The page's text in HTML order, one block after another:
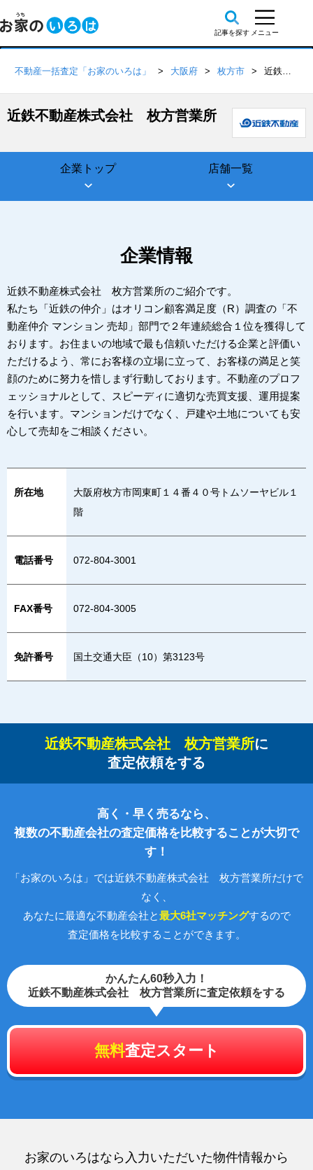
不動産一括査定「お家のいろは」 大阪府 枚方市 近鉄不動産株式会社 枚方営業所
近鉄不動産株式会社 枚方営業所
企業トップ 店舗一覧
企業情報
近鉄不動産株式会社 枚方営業所のご紹介です。
私たち「近鉄の仲介」はオリコン顧客満足度（R）調査の「不
動産仲介 マンション 売却」部門で２年連続総合１位を獲得して
おります。お住まいの地域で最も信頼いただける企業と評価い
ただけるよう、常にお客様の立場に立って、お客様の満足と笑
顔のために努力を惜しまず行動しております。不動産のプロフ
ェッショナルとして、スピーディに適切な売買支援、運用提案
を行います。マンションだけでなく、戸建や土地についても安
心して売却をご相談ください。
所在地
大阪府枚方市岡東町１４番４０号トムソーヤビル１
階
電話番号 072-804-3001
FAX番号 072-804-3005
免許番号 国土交通大臣（10）第3123号
近鉄不動産株式会社 枚方営業所に
査定依頼をする
高く・早く売るなら、
複数の不動産会社の査定価格を比較することが大切で
す！
「お家のいろは」では近鉄不動産株式会社 枚方営業所だけで
なく、
あなたに最適な不動産会社と最大6社マッチングするので
査定価格を比較することができます。
かんたん60秒入力！
近鉄不動産株式会社 枚方営業所に査定依頼をする
無料査定スタート
お家のいろはなら入力いただいた物件情報から